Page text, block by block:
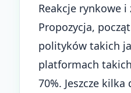
Reakcje rynkowe
Propozycja,
polityków takich
platformach
70%. Jeszcze